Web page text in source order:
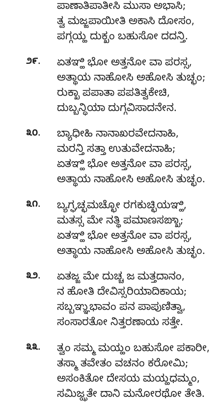
ಪಾಣಾತಿಪಾತೀಸಿ ಮುಸಾ ಅಭಾಸಿ;
ತ್ವ ಮಜ್ಜಪಾಯೀತಿ ಅಕಾಸಿ ದೋಸಂ,
ಪಗ್ಗಯ್ಹ ದುಕ್ಖಂ ಬಹುಸೋ ದದನ್ತಿ.
೨೯. ಏತಞ್ಹಿಭೋ ಅತ್ತನೋ ವಾ ಪರಸ್ಸ,
ಅತ್ಥಾಯ ನಾಹೋಸಿ ಅಹೋಸಿ ತುಚ್ಛಂ;
ರುಕ್ಖಾ ಪಪಾತಾ ಪಪತಿತ್ವಕೇಚಿ,
ದುಬ್ಬನ್ಧಿಯಾ ದುಗ್ಗವಿಸಾದನೇನ.
೩೦.
ಬ್ಯಾಧೀಹಿ ನಾನಾಖರವೇದನಾಹಿ,
ಮರನ್ತಿ ಸತ್ತಾ ಉತುವೇದನಾಹಿ;
ಏತಞ್ಹಿ ಭೋ ಅತ್ತನೋ ವಾ ಪರಸ್ಸ,
ಅತ್ಥಾಯ ನಾಹೋಸಿ ಅಹೋಸಿ ತುಚ್ಛಂ.
೩೧.
ಬ್ಯಗ್ಘಚ್ಛಮಚ್ಛೋ ರಗಕುಚ್ಛಿಯಞ್ಹಿ,
ಮತಸ್ಸ ಮೇ ನತ್ಥಿ ಪಮಾಣಸಙ್ಖಾ;
ಏತಞ್ಹಿ ಭೋ ಅತ್ತನೋ ವಾ ಪರಸ್ಸ,
ಅತ್ಥಾಯ ನಾಹೋಸಿ ಅಹೋಸಿ ತುಚ್ಛಂ.
೩೨.
ಏತಜ್ಜ ಮೇ ದುಚ್ಚ ಜ ಮತ್ತದಾನಂ,
ನ ಹೋತಿ ದೇವಿಸ್ಸರಿಯಾದಿಕಾಯ;
ಸಬ್ಬಞ್ಞುಭಾವಂ ಪನ ಪಾಪುಣಿತ್ವಾ,
ಸಂಸಾರತೋ ನಿತ್ತರಣಾಯ ಸತ್ತೇ.
೩೩.
ತ್ವಂ ಸಮ್ಮ ಮಯ್ಹಂ ಬಹುಸೋ ಪಕಾರೀ,
ತಸ್ಮಾ ತವೇತಂ ವಚನಂ ಕರೋಮಿ;
ಅಸಂಕಿತೋ ದೇಸಯ ಮಯ್ಹಧಮ್ಮಂ,
ಸಮಿಜ್ಝತೇ ದಾನಿ ಮನೋರಥೋ ತೇತಿ.